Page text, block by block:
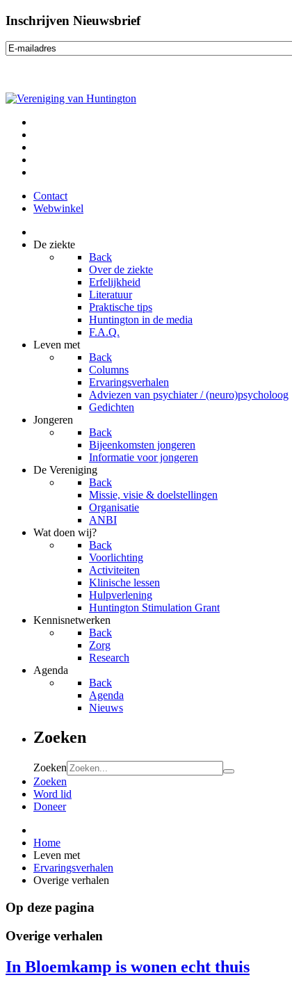
Inschrijven Nieuwsbrief
Contact
Webwinkel
De ziekte
Back
Over de ziekte
Erfelijkheid
Literatuur
Praktische tips
Huntington in de media
F.A.Q.
Leven met
Back
Columns
Ervaringsverhalen
Adviezen van psychiater / (neuro)psycholoog
Gedichten
Jongeren
Back
Bijeenkomsten jongeren
Informatie voor jongeren
De Vereniging
Back
Missie, visie & doelstellingen
Organisatie
ANBI
Wat doen wij?
Back
Voorlichting
Activiteiten
Klinische lessen
Hulpverlening
Huntington Stimulation Grant
Kennisnetwerken
Back
Zorg
Research
Agenda
Back
Agenda
Nieuws
Zoeken
Zoeken
Zoeken
Word lid
Doneer
Home
Leven met
Ervaringsverhalen
Overige verhalen
Op deze pagina
Overige verhalen
In Bloemkamp is wonen echt thuis